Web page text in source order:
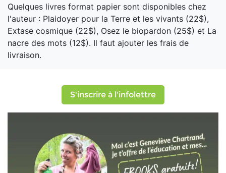
Quelques livres format papier sont disponibles chez
l'auteur : Plaidoyer pour la Terre et les vivants (22$),
Extase cosmique (22$), Osez le biopardon (25$) et La
nacre des mots (12$). Il faut ajouter les frais de
livraison.
S'inscrire à l'infolettre